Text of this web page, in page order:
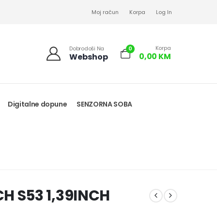
Moj račun Korpa Log In
Dobrodoši Na
Webshop
0 Korpa
0,00 KM
Digitalne dopune SENZORNA SOBA
S53 1,39INCH